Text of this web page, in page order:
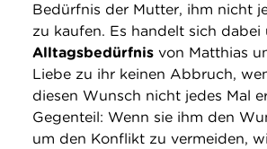
Bedürfnis der Mutter, ihm nicht
zu kaufen. Es handelt sich dabei
Alltagsbedürfnis von Matthias
Liebe zu ihr keinen Abbruch,
diesen Wunsch nicht jedes Mal
Gegenteil: Wenn sie ihm den
um den Konflikt zu vermeiden,